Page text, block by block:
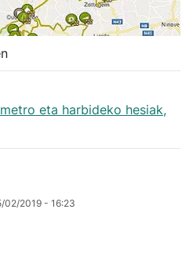
eta harbideko hesiak,
02/2019 - 16:23